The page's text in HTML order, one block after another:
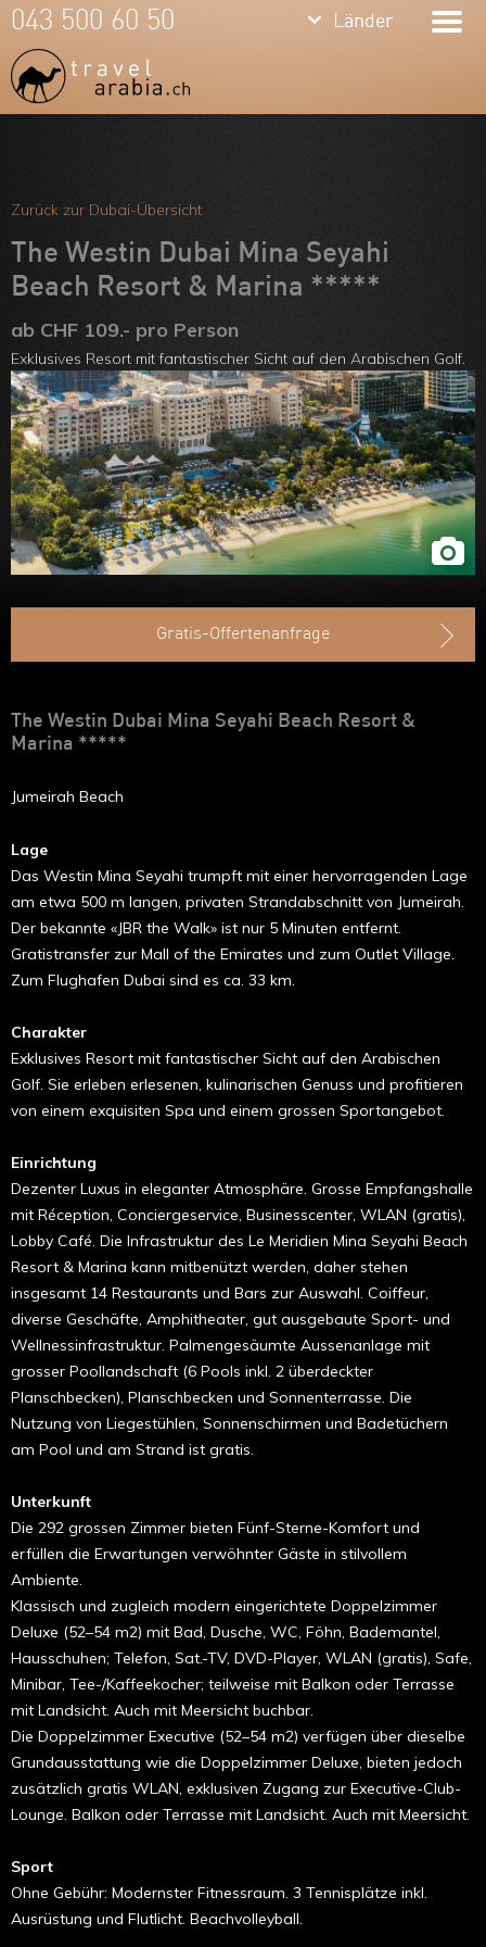
Team
Über uns
Feedbacks
Kontakt
ARVB
keyboard_arrow_down Länder
Oman
Qatar
keyboard_arrow_down Länder
043 500 60 50
Zurück zur Dubai-Übersicht
The Westin Dubai Mina Seyahi
Beach Resort & Marina *****
ab CHF 109.- pro Person
Exklusives Resort mit fantastischer Sicht auf den Arabischen Golf.
Gratis-Offertenanfrage
The Westin Dubai Mina Seyahi Beach Resort &
Marina *****
Jumeirah Beach
Lage
Das Westin Mina Seyahi trumpft mit einer hervorragenden Lage
am etwa 500 m langen, privaten Strandabschnitt von Jumeirah.
Der bekannte «JBR the Walk» ist nur 5 Minuten entfernt.
Gratistransfer zur Mall of the Emirates und zum Outlet Village.
Zum Flughafen Dubai sind es ca. 33 km.
Charakter
Exklusives Resort mit fantastischer Sicht auf den Arabischen
Golf. Sie erleben erlesenen, kulinarischen Genuss und profitieren
von einem exquisiten Spa und einem grossen Sportangebot.
Einrichtung
Dezenter Luxus in eleganter Atmosphäre. Grosse Empfangshalle
mit Réception, Conciergeservice, Businesscenter, WLAN (gratis),
Lobby Café. Die Infrastruktur des Le Meridien Mina Seyahi Beach
Resort & Marina kann mitbenützt werden, daher stehen
insgesamt 14 Restaurants und Bars zur Auswahl. Coiffeur,
diverse Geschäfte, Amphitheater, gut ausgebaute Sport- und
Wellnessinfrastruktur. Palmengesäumte Aussenanlage mit
grosser Poollandschaft (6 Pools inkl. 2 überdeckter
Planschbecken), Planschbecken und Sonnenterrasse. Die
Nutzung von Liegestühlen, Sonnenschirmen und Badetüchern
am Pool und am Strand ist gratis.
Unterkunft
Die 292 grossen Zimmer bieten Fünf-Sterne-Komfort und
erfüllen die Erwartungen verwöhnter Gäste in stilvollem
Ambiente.
Klassisch und zugleich modern eingerichtete Doppelzimmer
Deluxe (52–54 m2) mit Bad, Dusche, WC, Föhn, Bademantel,
Hausschuhen; Telefon, Sat.-TV, DVD-Player, WLAN (gratis), Safe,
Minibar, Tee-/Kaffeekocher; teilweise mit Balkon oder Terrasse
mit Landsicht. Auch mit Meersicht buchbar.
Die Doppelzimmer Executive (52–54 m2) verfügen über dieselbe
Grundausstattung wie die Doppelzimmer Deluxe, bieten jedoch
zusätzlich gratis WLAN, exklusiven Zugang zur Executive-Club-
Lounge. Balkon oder Terrasse mit Landsicht. Auch mit Meersicht.
Sport
Ohne Gebühr: Modernster Fitnessraum. 3 Tennisplätze inkl.
Ausrüstung und Flutlicht. Beachvolleyball.